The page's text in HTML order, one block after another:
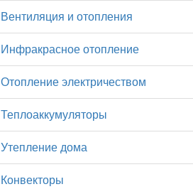
Вентиляция и отопления
Инфракрасное отопление
Отопление электричеством
Теплоаккумуляторы
Утепление дома
Конвекторы